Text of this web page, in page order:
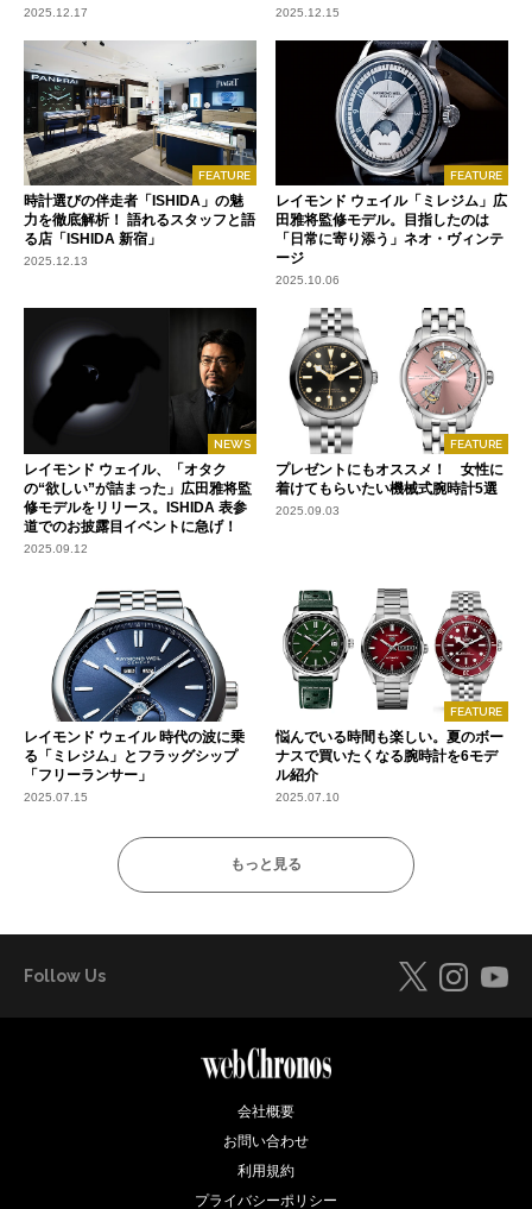
2025.12.17 2025.12.15
FEATURE
時計選びの伴走者「ISHIDA」の魅
力を徹底解析！ 語れるスタッフと語
る店「ISHIDA 新宿」
2025.12.13
FEATURE
レイモンド ウェイル「ミレジム」広
田雅将監修モデル。目指したのは
「日常に寄り添う」ネオ・ヴィンテ
ージ
2025.10.06
NEWS
レイモンド ウェイル、「オタク
の“欲しい”が詰まった」広田雅将監
修モデルをリリース。ISHIDA 表参
道でのお披露目イベントに急げ！
2025.09.12
FEATURE
プレゼントにもオススメ！ 女性に
着けてもらいたい機械式腕時計5選
2025.09.03
レイモンド ウェイル 時代の波に乗
る「ミレジム」とフラッグシップ
「フリーランサー」
2025.07.15
FEATURE
悩んでいる時間も楽しい。夏のボー
ナスで買いたくなる腕時計を6モデ
ル紹介
2025.07.10
もっと見る
Follow Us
会社概要
お問い合わせ
利用規約
プライバシーポリシー